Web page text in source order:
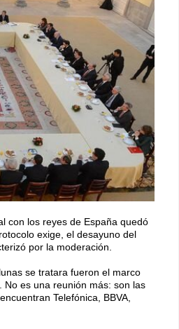
con los reyes de España quedó
exige, el desayuno del
por la moderación.
se tratara fueron el marco
es una reunión más: son las
Telefónica, BBVA,